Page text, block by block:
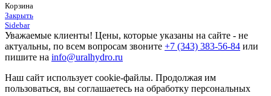
Корзина
Закрыть
Sidebar
Уважаемые клиенты! Цены, которые указаны на сайте - не
актуальны, по всем вопросам звоните +7 (343) 383-56-84 или
пишите на info@uralhydro.ru
Наш сайт использует cookie-файлы. Продолжая им
пользоваться, вы соглашаетесь на обработку персональных